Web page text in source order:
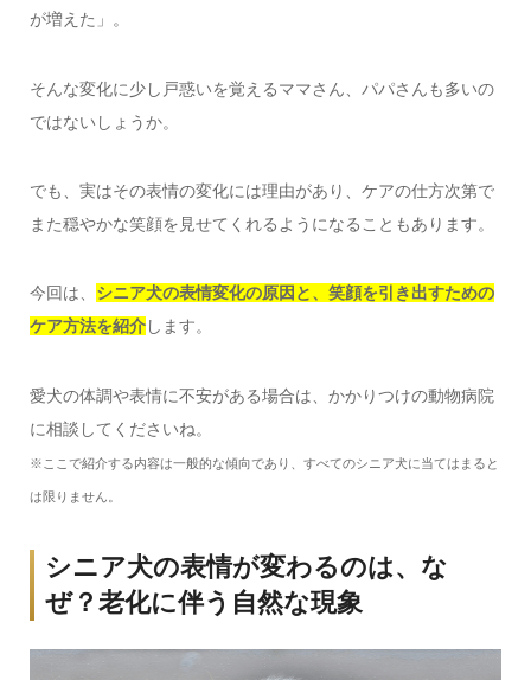
が増えた」。
そんな変化に少し戸惑いを覚えるママさん、パパさんも多いの
ではないしょうか。
でも、実はその表情の変化には理由があり、ケアの仕方次第で
また穏やかな笑顔を見せてくれるようになることもあります。
今回は、 シニア犬の表情変化の原因と、笑顔を引き出すための
ケア方法を紹介します。
愛犬の体調や表情に不安がある場合は、かかりつけの動物病院
に相談してくださいね。
※ここで紹介する内容は一般的な傾向であり、すべてのシニア犬に当てはまると
は限りません。
シニア犬の表情が変わるのは、な
ぜ？老化に伴う自然な現象